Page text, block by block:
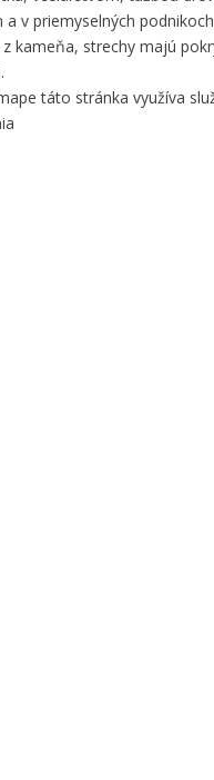
v priemyselných
kameňa, strechy majú
táto stránka využíva